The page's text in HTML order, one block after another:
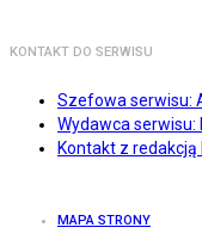
KONTAKT DO SERWISU
Szefowa serwisu:
Wydawca
Kontakt z redakcją
MAPA STRONY